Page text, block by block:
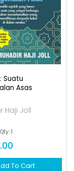
Suatu
Asas
Haji Joll
1
To Cart